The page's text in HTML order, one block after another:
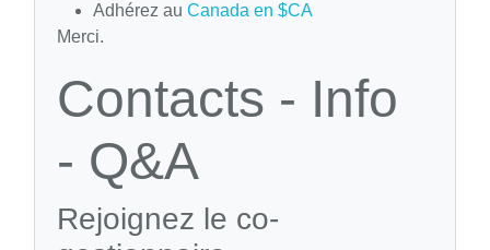
Adhérez au Canada en $CA
Merci.
Contacts - Info
- Q&A
Rejoignez le co-